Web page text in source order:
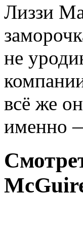
Лиззи
не
всё же
именно